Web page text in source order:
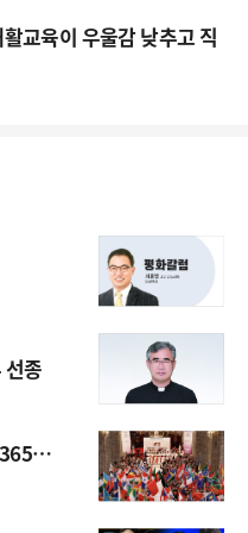
교육이 우울감 낮추고 직
종
365…